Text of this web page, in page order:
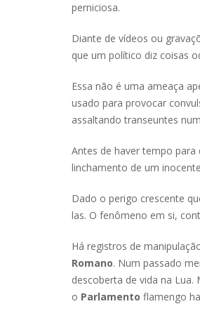
perniciosa.
Diante de vídeos ou
que um político diz coisas
Essa não é uma ameaça
usado para provocar
assaltando transeuntes
Antes de haver tempo
linchamento de um
Dado o perigo crescente
las. O fenômeno em si,
Há registros de
Romano. Num passado
descoberta de vida na Lua.
o Parlamento flamengo